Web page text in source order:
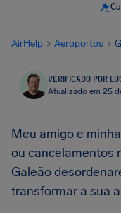
AirHelp Aeroportos
VERIFICADO POR
Atualizado em 25
Meu amigo e
ou cancelamentos
Galeão
transformar a sua